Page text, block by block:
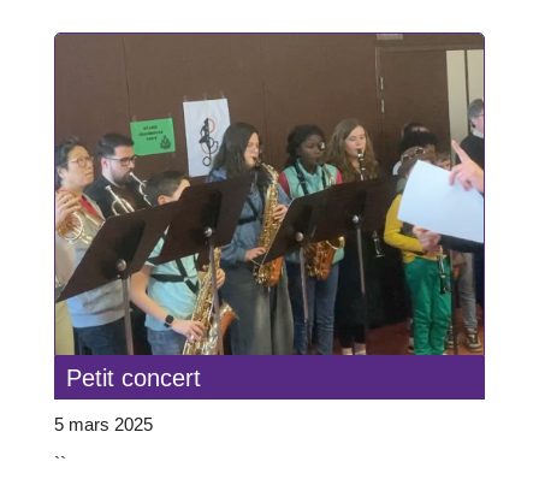
Petit concert
5 mars 2025
``